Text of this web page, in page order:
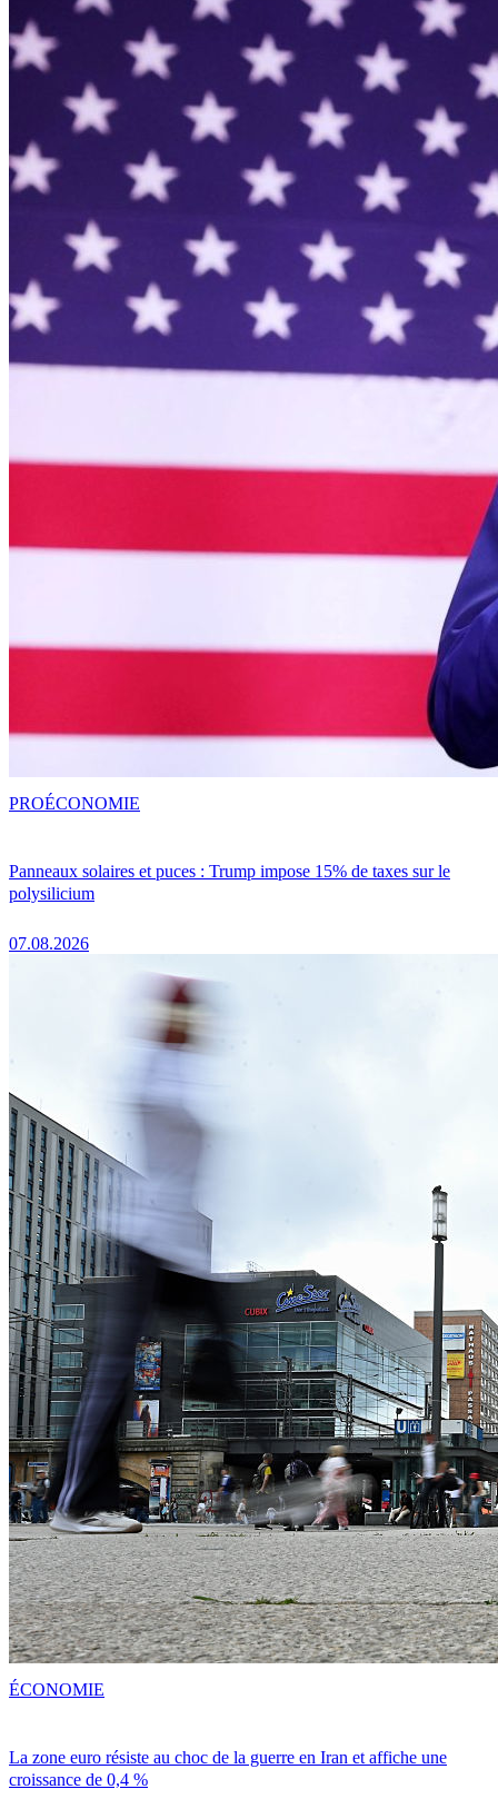
Panneaux solaires et puces : Trump impose 15% de taxes sur le
polysilicium
07.08.2026
PROÉCONOMIE
La zone euro résiste au choc de la guerre en Iran et affiche une
croissance de 0,4 %
ÉCONOMIE